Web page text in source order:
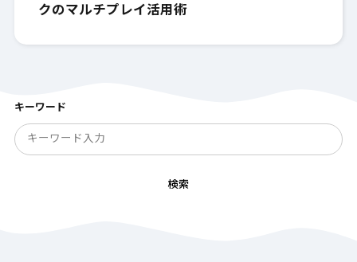
クのマルチプレイ活用術
キーワード
検索